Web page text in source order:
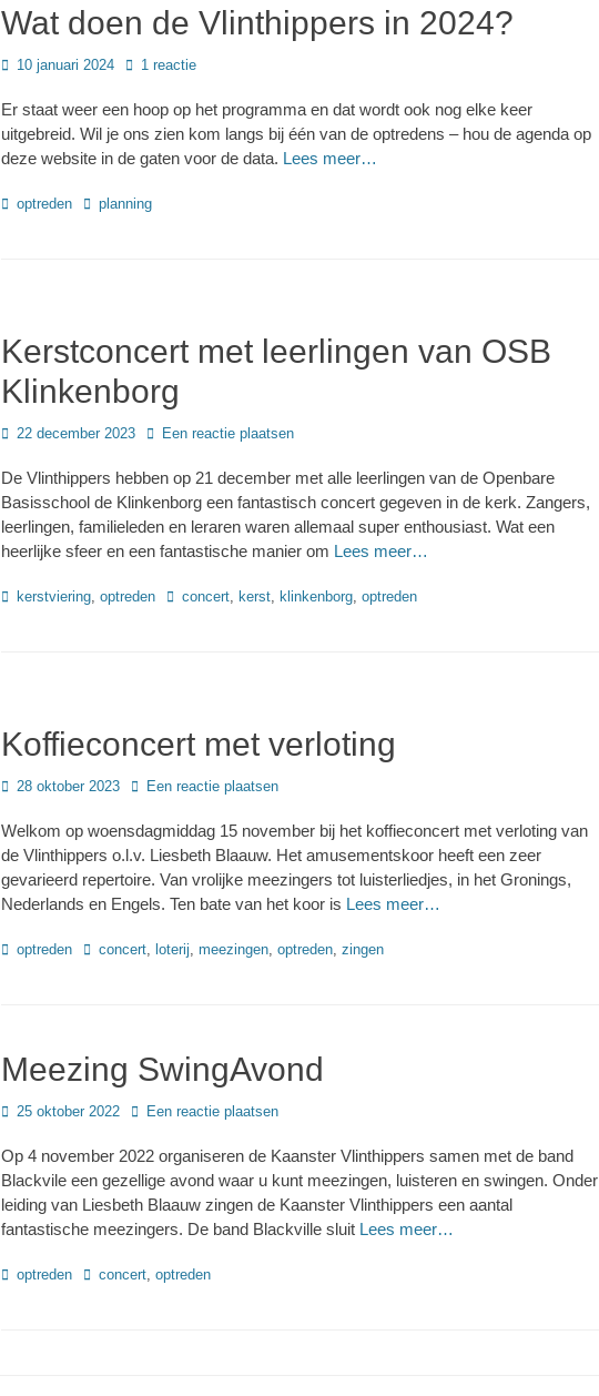
Wat doen de Vlinthippers in 2024?
Geplaatst
10 januari 2024 1 reactie
Er staat weer een hoop op het programma en dat wordt ook nog elke keer
uitgebreid. Wil je ons zien kom langs bij één van de optredens – hou de agenda op
deze website in de gaten voor de data. Lees meer…
Categorieën
optreden Tagsplanning
Kerstconcert met leerlingen van OSB
Klinkenborg
Geplaatst
22 december 2023 Een reactie plaatsen
De Vlinthippers hebben op 21 december met alle leerlingen van de Openbare
Basisschool de Klinkenborg een fantastisch concert gegeven in de kerk. Zangers,
leerlingen, familieleden en leraren waren allemaal super enthousiast. Wat een
heerlijke sfeer en een fantastische manier om Lees meer…
Categorieën
kerstviering, optreden Tagsconcert, kerst, klinkenborg, optreden
Koffieconcert met verloting
Geplaatst
28 oktober 2023 Een reactie plaatsen
Welkom op woensdagmiddag 15 november bij het koffieconcert met verloting van
de Vlinthippers o.l.v. Liesbeth Blaauw. Het amusementskoor heeft een zeer
gevarieerd repertoire. Van vrolijke meezingers tot luisterliedjes, in het Gronings,
Nederlands en Engels. Ten bate van het koor is Lees meer…
Categorieën
optreden Tagsconcert, loterij, meezingen, optreden, zingen
Meezing SwingAvond
Geplaatst
25 oktober 2022 Een reactie plaatsen
Op 4 november 2022 organiseren de Kaanster Vlinthippers samen met de band
Blackvile een gezellige avond waar u kunt meezingen, luisteren en swingen. Onder
leiding van Liesbeth Blaauw zingen de Kaanster Vlinthippers een aantal
fantastische meezingers. De band Blackville sluit Lees meer…
Categorieën
optreden Tagsconcert, optreden